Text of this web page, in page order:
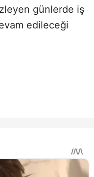
günlerde iş
edileceği